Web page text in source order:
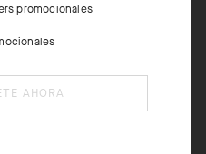
promocionales
AHORA